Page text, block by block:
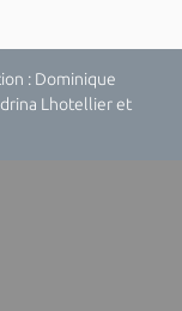
: Dominique
Lhotellier et